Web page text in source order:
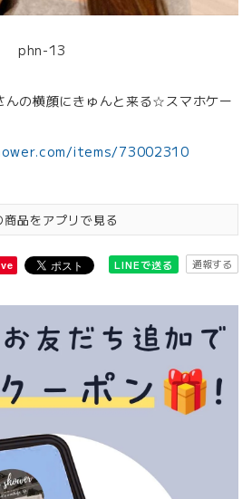
phn-13
んの横顔にきゅんと来る☆スマホケー
items/73002310
商品をアプリで見る
LINEで送る 通報する